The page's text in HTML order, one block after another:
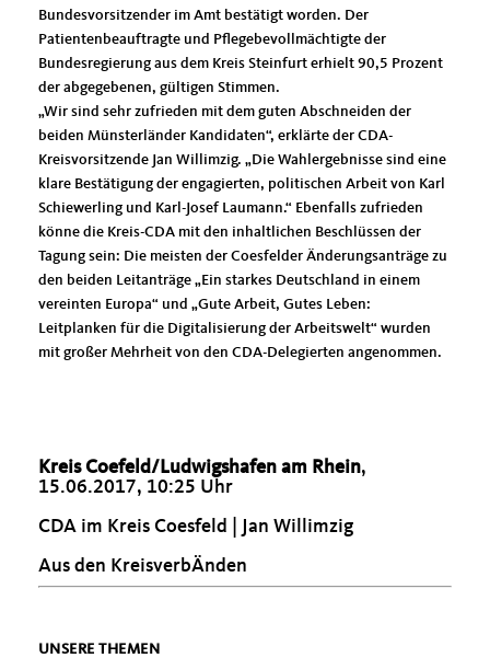
Bundesvorsitzender im Amt bestätigt worden. Der
Patientenbeauftragte und Pflegebevollmächtigte der
Bundesregierung aus dem Kreis Steinfurt erhielt 90,5 Prozent
der abgegebenen, gültigen Stimmen.
Wir sind sehr zufrieden mit dem guten Abschneiden der
beiden Münsterländer Kandidaten“, erklärte der CDA-
Kreisvorsitzende Jan Willimzig. „Die Wahlergebnisse sind eine
klare Bestätigung der engagierten, politischen Arbeit von Karl
Schiewerling und Karl-Josef Laumann.“ Ebenfalls zufrieden
könne die Kreis-CDA mit den inhaltlichen Beschlüssen der
Tagung sein: Die meisten der Coesfelder Änderungsanträge zu
den beiden Leitanträge „Ein starkes Deutschland in einem
vereinten Europa“ und „Gute Arbeit, Gutes Leben:
Leitplanken für die Digitalisierung der Arbeitswelt“ wurden
mit großer Mehrheit von den CDA-Delegierten angenommen.
Kreis Coefeld/Ludwigshafen am Rhein,
15.06.2017, 10:25 Uhr
CDA im Kreis Coesfeld | Jan Willimzig
Aus den KreisverbÄnden
UNSERE THEMEN